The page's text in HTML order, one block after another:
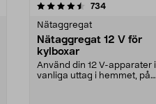
734recensioner
Nätaggregat
Nätaggregat 12 V för
kylboxar
Använd din 12 V-apparater i
vanliga uttag i hemmet, på
4.5 av 5 stjärnor